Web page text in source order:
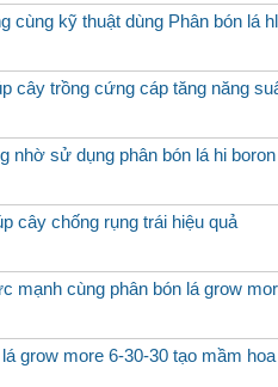
cùng kỹ thuật dùng Phân bón lá
cây trồng cứng cáp tăng năng
nhờ sử dụng phân bón lá hi
cây chống rụng trái hiệu quả
mạnh cùng phân bón lá grow
grow more 6-30-30 tạo mầm hoa